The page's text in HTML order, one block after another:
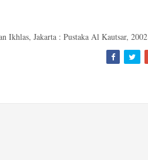
Ikhlas, Jakarta : Pustaka Al Kautsar, 2002